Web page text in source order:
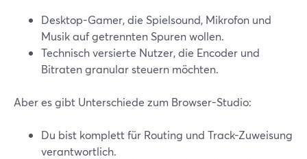
Desktop-Gamer, die Spielsound, Mikrofon und
Musik auf getrennten Spuren wollen.
Technisch versierte Nutzer, die Encoder und
Bitraten granular steuern möchten.
Aber es gibt Unterschiede zum Browser-Studio:
Du bist komplett für Routing und Track-Zuweisung
verantwortlich.